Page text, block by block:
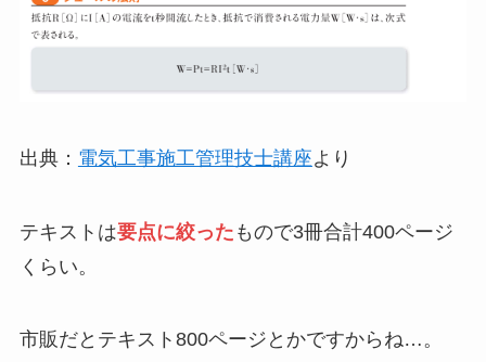
出典： 電気工事施工管理技士講座より
テキストは要点に絞った もので3冊合計400ページ
くらい。
市販だとテキスト800ページとかですからね…。